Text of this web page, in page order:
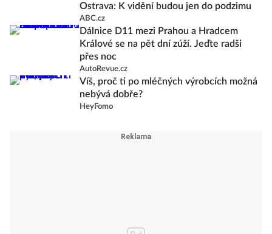
Ostrava: K vidění budou jen do podzimu
ABC.cz
Dálnice D11 mezi Prahou a Hradcem
Králové se na pět dní zúží. Jeďte radši
přes noc
AutoRevue.cz
Víš, proč ti po mléčných výrobcích možná
nebývá dobře?
HeyFomo